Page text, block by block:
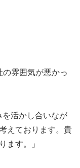
雰囲気が悪かっ
活かし合いなが
えております。貴
ます。」